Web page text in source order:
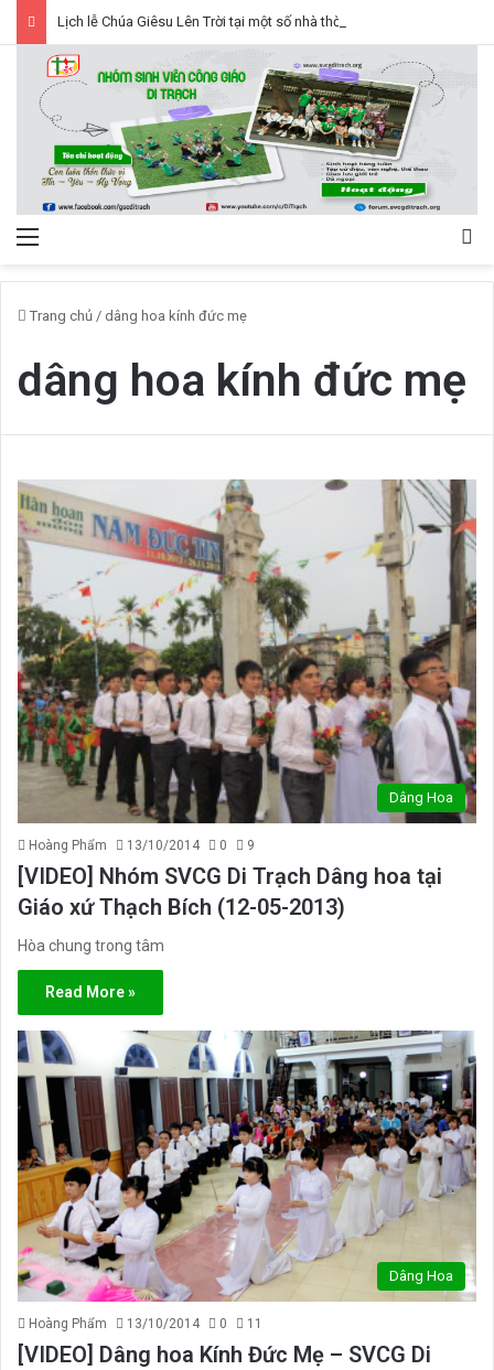
Menu
Trang chủ / dâng hoa kính đức mẹ
dâng hoa kính đức mẹ
Dâng Hoa
Hoàng Phẩm 13/10/2014 0 9
[VIDEO] Nhóm SVCG Di Trạch Dâng hoa tại
Giáo xứ Thạch Bích (12-05-2013)
Hòa chung trong tâm
Read More »
Dâng Hoa
Hoàng Phẩm 13/10/2014 0 11
[VIDEO] Dâng hoa Kính Đức Mẹ – SVCG Di